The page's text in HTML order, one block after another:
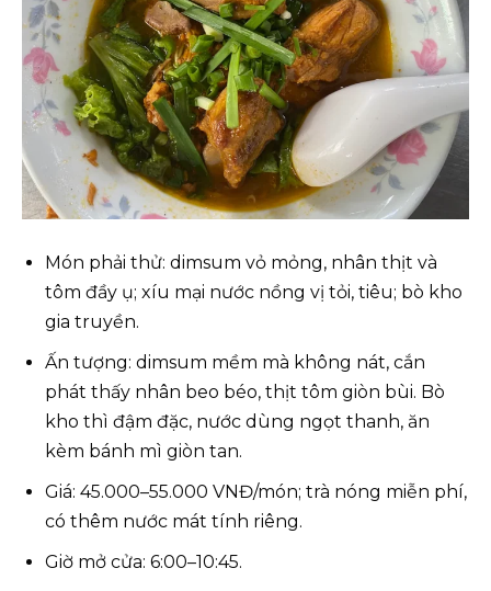
Món phải thử: dimsum vỏ mỏng, nhân thịt và
tôm đầy ụ; xíu mại nước nồng vị tỏi, tiêu; bò kho
gia truyền.
Ấn tượng: dimsum mềm mà không nát, cắn
phát thấy nhân beo béo, thịt tôm giòn bùi. Bò
kho thì đậm đặc, nước dùng ngọt thanh, ăn
kèm bánh mì giòn tan.
Giá: 45.000–55.000 VNĐ/món; trà nóng miễn phí,
có thêm nước mát tính riêng.
Giờ mở cửa: 6:00–10:45.